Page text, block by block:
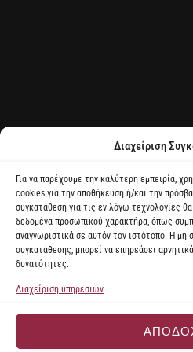
Διαχείριση
Για να παρέχουμε την καλύτερη εμπειρία,
cookies για την αποθήκευση ή/και την
συγκατάθεση για τις εν λόγω τεχνολογίες
δεδομένα προσωπικού χαρακτήρα, όπως
αναγνωριστικά σε αυτόν τον ιστότοπο. Η μη
συγκατάθεσης, μπορεί να επηρεάσει
δυνατότητες.
Διαχείριση υπηρεσιών
2026 Develop & Design by ThinkEasy.